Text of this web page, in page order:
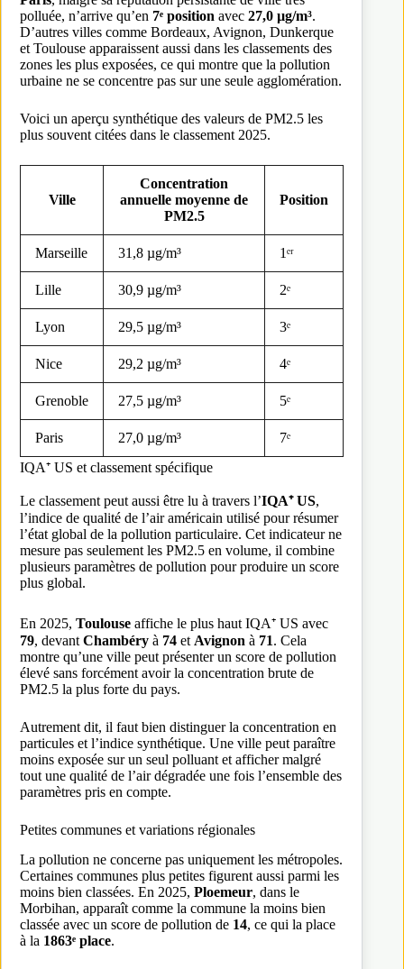
polluée, n’arrive qu’en 7ᵉ position avec 27,0 µg/m³.
D’autres villes comme Bordeaux, Avignon, Dunkerque
et Toulouse apparaissent aussi dans les classements des
zones les plus exposées, ce qui montre que la pollution
urbaine ne se concentre pas sur une seule agglomération.
Voici un aperçu synthétique des valeurs de PM2.5 les
plus souvent citées dans le classement 2025.
Ville
Concentration
annuelle moyenne de
PM2.5
Position
Marseille 31,8 µg/m³ 1ᵉʳ
Lille 30,9 µg/m³ 2ᵉ
Lyon 29,5 µg/m³ 3ᵉ
Nice 29,2 µg/m³ 4ᵉ
Grenoble 27,5 µg/m³ 5ᵉ
Paris 27,0 µg/m³
7ᵉ
IQA⁺ US et classement spécifique
Le classement peut aussi être lu à travers l’IQA⁺ US,
l’indice de qualité de l’air américain utilisé pour résumer
l’état global de la pollution particulaire. Cet indicateur ne
mesure pas seulement les PM2.5 en volume, il combine
plusieurs paramètres de pollution pour produire un score
plus global.
En 2025, Toulouse affiche le plus haut IQA⁺ US avec
79, devant Chambéry à 74 et Avignon à 71. Cela
montre qu’une ville peut présenter un score de pollution
élevé sans forcément avoir la concentration brute de
PM2.5 la plus forte du pays.
Autrement dit, il faut bien distinguer la concentration en
particules et l’indice synthétique. Une ville peut paraître
moins exposée sur un seul polluant et afficher malgré
tout une qualité de l’air dégradée une fois l’ensemble des
paramètres pris en compte.
Petites communes et variations régionales
La pollution ne concerne pas uniquement les métropoles.
Certaines communes plus petites figurent aussi parmi les
moins bien classées. En 2025, Ploemeur, dans le
Morbihan, apparaît comme la commune la moins bien
classée avec un score de pollution de 14, ce qui la place
à la 1863ᵉ place.